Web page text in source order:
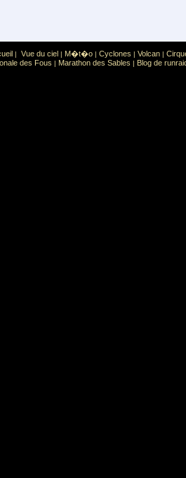
Sport :Sports extr�mes
| Vue du ciel | M�t�o | Cyclones | Volcan |
des Fous | Marathon des Sables | Blog de